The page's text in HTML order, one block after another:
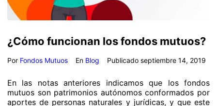
¿Cómo funcionan los fondos mutuos?
Por Fondos Mutuos En Blog Publicado septiembre 14, 2019
En las notas anteriores indicamos que los fondos
mutuos son patrimonios autónomos conformados por
aportes de personas naturales y jurídicas, y que este